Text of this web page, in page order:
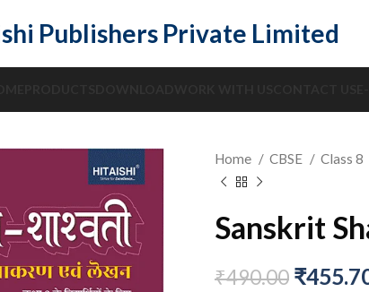
Publishers Private Limited
Home CBSE Class 8
Sanskrit
₹490.00 ₹